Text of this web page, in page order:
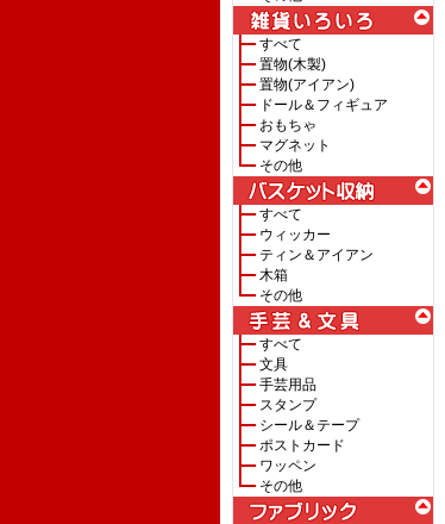
すべて
置物(木製)
置物(アイアン)
ドール＆フィギュア
おもちゃ
マグネット
その他
すべて
ウィッカー
ティン＆アイアン
木箱
その他
すべて
文具
手芸用品
スタンプ
シール＆テープ
ポストカード
ワッペン
その他